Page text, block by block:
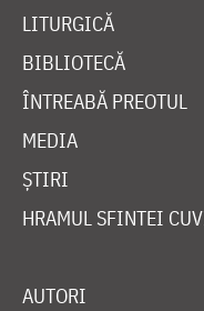
LITURGICĂ
BIBLIOTECĂ
ÎNTREABĂ PREOTUL
MEDIA
ȘTIRI
HRAMUL SFINTEI
AUTORI